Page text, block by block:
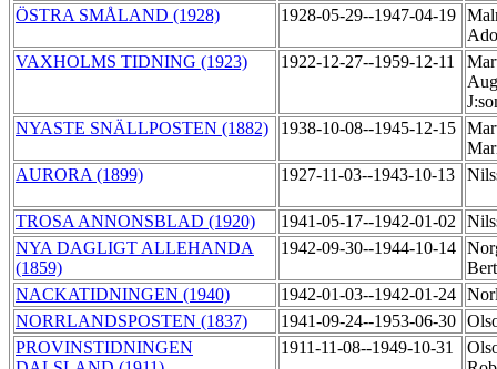
ÖSTRA SMÅLAND (1928)
1928-05-29--1947-04-19
VAXHOLMS TIDNING (1923)
1922-12-27--1959-12-11
NYASTE SNÄLLPOSTEN (1882)
1938-10-08--1945-12-15
AURORA (1899)
1927-11-03--1943-10-13
TROSA ANNONSBLAD (1920) 1941-05-17--1942-01-02
NYA DAGLIGT ALLEHANDA
(1859)
1942-09-30--1944-10-14
NACKATIDNINGEN (1940)
1942-01-03--1942-01-24
NORRLANDSPOSTEN (1837)
1941-09-24--1953-06-30
PROVINSTIDNINGEN
1911-11-08--1949-10-31